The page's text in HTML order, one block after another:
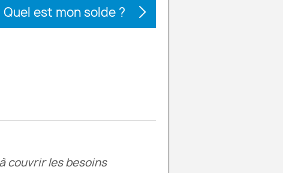
Quel est mon solde ?
couvrir les besoins